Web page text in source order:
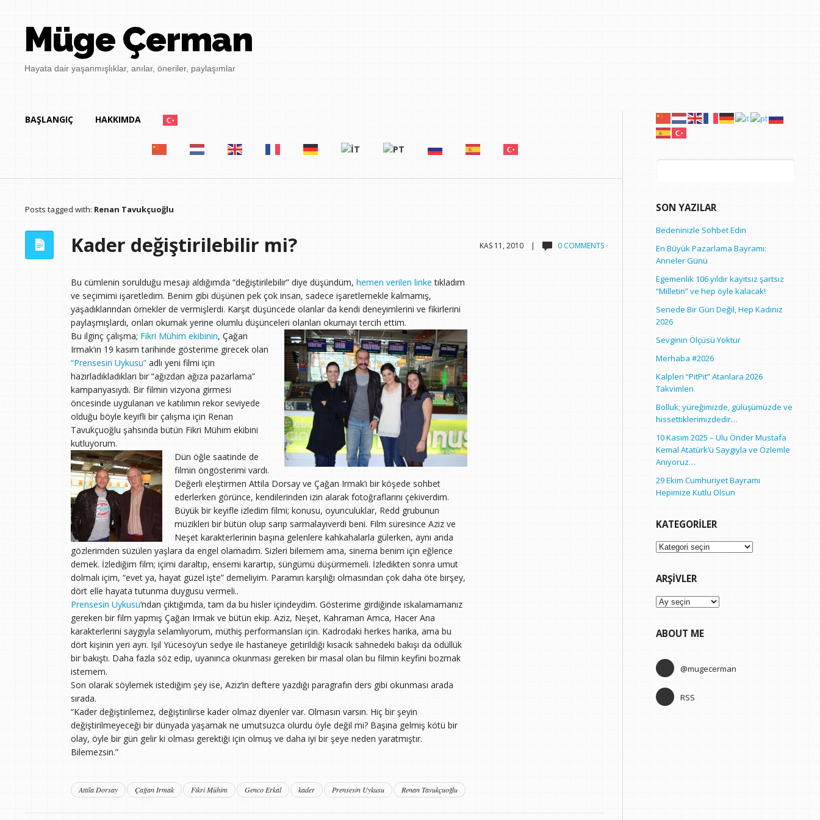
Müge Çerman
Hayata dair yaşanmışlıklar, anılar, öneriler, paylaşımlar
BAŞLANGIÇ HAKKIMDA
Posts tagged with: Renan Tavukçuoğlu
KAS 11, 2010 | 0 COMMENTS
Kader değiştirilebilir mi?
Bu cümlenin sorulduğu mesajı aldığımda “değiştirilebilir” diye düşündüm, hemen verilen linketıkladım
ve seçimimi işaretledim. Benim gibi düşünen pek çok insan, sadece işaretlemekle kalmamış,
yaşadıklarından örnekler de vermişlerdi. Karşıt düşüncede olanlar da kendi deneyimlerini ve fikirlerini
paylaşmışlardı, onları okumak yerine olumlu düşünceleri olanları okumayı tercih ettim.
Bu ilginç çalışma; Fikri Mühim ekibinin, Çağan
Irmak’ın 19 kasım tarihinde gösterime girecek olan
“Prensesin Uykusu”adlı yeni filmi için
hazırladıkladıkları bir “ağızdan ağıza pazarlama”
kampanyasıydı. Bir filmin vizyona girmesi
öncesinde uygulanan ve katılımın rekor seviyede
olduğu böyle keyifli bir çalışma için Renan
Tavukçuoğlu şahsında bütün Fikri Mühim ekibini
kutluyorum.
Dün öğle saatinde de
filmin öngösterimi vardı.
Değerli eleştirmen Attila Dorsay ve Çağan Irmak’ı bir köşede sohbet
ederlerken görünce, kendilerinden izin alarak fotoğraflarını çekiverdim.
Büyük bir keyifle izledim filmi; konusu, oyunculuklar, Redd grubunun
müzikleri bir bütün olup sarıp sarmalayıverdi beni. Film süresince Aziz ve
Neşet karakterlerinin başına gelenlere kahkahalarla gülerken, aynı anda
gözlerimden süzülen yaşlara da engel olamadım. Sizleri bilemem ama, sinema benim için eğlence
demek. İzlediğim film; içimi daraltıp, ensemi karartıp, süngümü düşürmemeli. İzledikten sonra umut
dolmalı içim, “evet ya, hayat güzel işte” demeliyim. Paramın karşılığı olmasından çok daha öte birşey,
dört elle hayata tutunma duygusu vermeli..
Prensesin Uykusu‘ndan çıktığımda, tam da bu hisler içindeydim. Gösterime girdiğinde ıskalamamanız
gereken bir film yapmış Çağan Irmak ve bütün ekip. Aziz, Neşet, Kahraman Amca, Hacer Ana
karakterlerini saygıyla selamlıyorum, müthiş performansları için. Kadrodaki herkes harika, ama bu
dört kişinin yeri ayrı. Işıl Yücesoy’un sedye ile hastaneye getirildiği kısacık sahnedeki bakışı da ödüllük
bir bakıştı. Daha fazla söz edip, uyanınca okunması gereken bir masal olan bu filmin keyfini bozmak
istemem.
Son olarak söylemek istediğim şey ise, Aziz’in deftere yazdığı paragrafın ders gibi okunması arada
sırada.
“Kader değiştirilemez, değiştirilirse kader olmaz diyenler var. Olmasın varsın. Hiç bir şeyin
değiştirilmeyeceği bir dünyada yaşamak ne umutsuzca olurdu öyle değil mi? Başına gelmiş kötü bir
olay, öyle bir gün gelir ki olması gerektiği için olmuş ve daha iyi bir şeye neden yaratmıştır.
Bilemezsin.”
Attila Dorsay Çağan Irmak Fikri Mühim Genco Erkal kader Prensesin Uykusu Renan Tavukçuoğlu
Arama:
SON YAZILAR
Bedeninizle Sohbet Edin
En Büyük Pazarlama Bayramı:
Anneler Günü
Egemenlik 106 yıldır kayıtsız şartsız
“Milletin” ve hep öyle kalacak!
Senede Bir Gün Değil, Hep Kadınız
2026
Sevginin Ölçüsü Yoktur
Merhaba #2026
Kalpleri “PitPit” Atanlara 2026
Takvimleri
Bolluk; yüreğimizde, gülüşümüzde ve
hissettiklerimizdedir…
10 Kasım 2025 – Ulu Önder Mustafa
Kemal Atatürk’ü Saygıyla ve Özlemle
Anıyoruz…
29 Ekim Cumhuriyet Bayramı
Hepimize Kutlu Olsun
KATEGORILER
Kategoriler
ARŞIVLER
Arşivler
ABOUT ME
@mugecerman
RSS